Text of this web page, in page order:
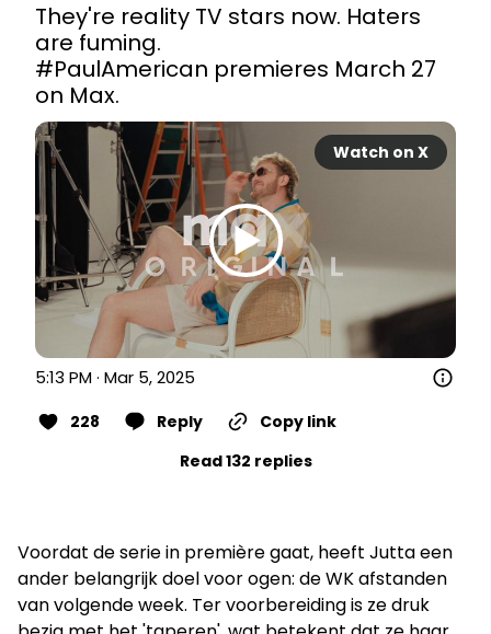
They're reality TV stars now. Haters
#PaulAmerican premieres March 27
on Max.
Watch on X
5:13 PM · Mar 5, 2025
228 Reply
Copy link
Read 132 replies
Voordat de serie in première gaat, heeft Jutta een
ander belangrijk doel voor ogen: de WK afstanden
van volgende week. Ter voorbereiding is ze druk